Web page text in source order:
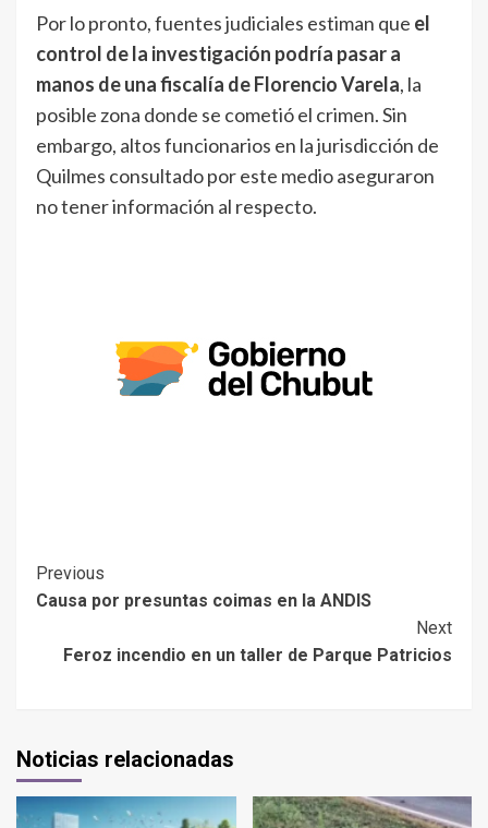
Por lo pronto, fuentes judiciales estiman que el
control de la investigación podría pasar a
manos de una fiscalía de Florencio Varela, la
posible zona donde se cometió el crimen. Sin
embargo, altos funcionarios en la jurisdicción de
Quilmes consultado por este medio aseguraron
no tener información al respecto.
Previous
Causa por presuntas coimas en la ANDIS
Next
Feroz incendio en un taller de Parque Patricios
Noticias relacionadas